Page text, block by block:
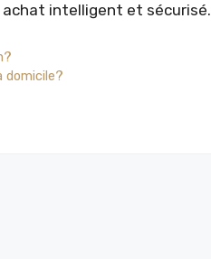
intelligent et sécurisé.
domicile?